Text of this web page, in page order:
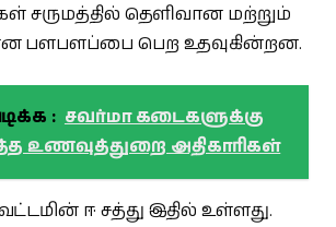
சருமத்தில் தெளிவான மற்றும்
பளபளப்பை பெற உதவுகின்றன.
: சவர்மா கடைகளுக்கு
உணவுத்துறை அதிகாரிகள்
ஈ சத்து இதில் உள்ளது.